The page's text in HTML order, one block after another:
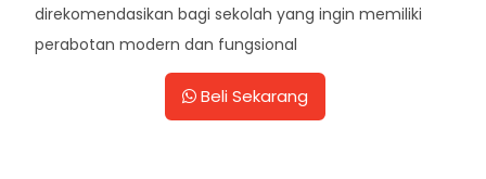
direkomendasikan bagi sekolah yang ingin memiliki
perabotan modern dan fungsional
Beli Sekarang